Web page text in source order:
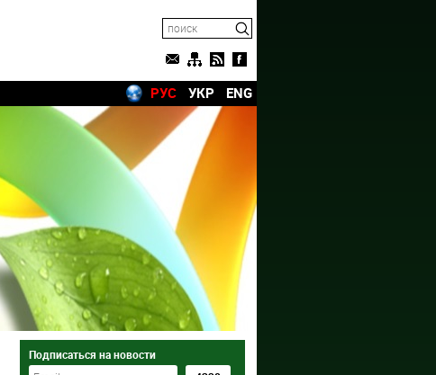
РУС УКР ENG
Подписаться на новости